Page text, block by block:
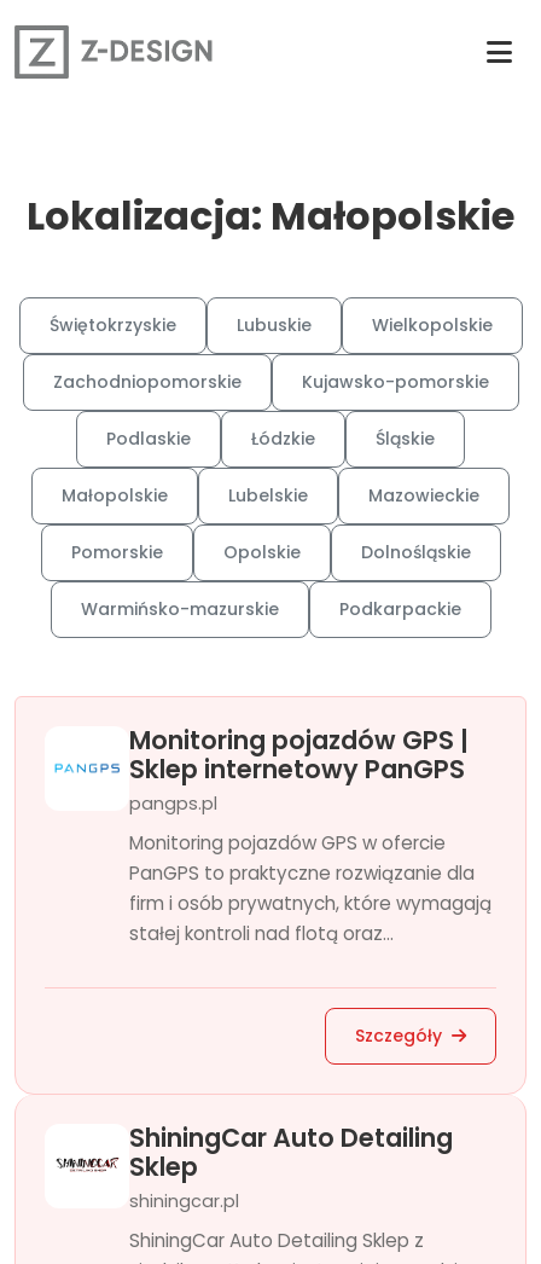
Lokalizacja: Małopolskie
Świętokrzyskie Lubuskie Wielkopolskie
Zachodniopomorskie Kujawsko-pomorskie
Podlaskie Łódzkie Śląskie
Małopolskie Lubelskie Mazowieckie
Pomorskie Opolskie Dolnośląskie
Warmińsko-mazurskie Podkarpackie
Monitoring pojazdów GPS |
Sklep internetowy PanGPS
pangps.pl
Monitoring pojazdów GPS w ofercie
PanGPS to praktyczne rozwiązanie dla
firm i osób prywatnych, które wymagają
stałej kontroli nad flotą oraz...
Szczegóły
ShiningCar Auto Detailing
Sklep
shiningcar.pl
ShiningCar Auto Detailing Sklep z